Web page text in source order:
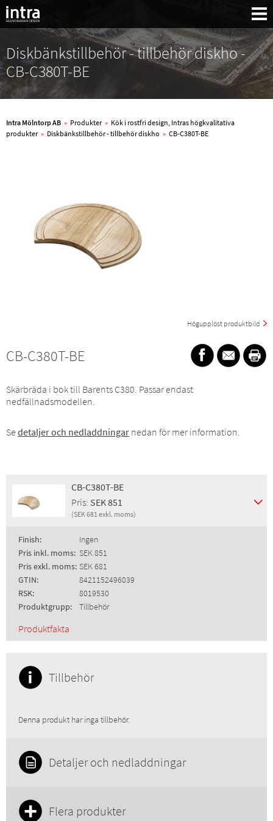
Sök:
Diskbänkstillbehör - tillbehör diskho -
CB-C380T-BE
Intra Mölntorp AB » Produkter » Kök i rostfri design, Intras högkvalitativa
produkter » Diskbänkstillbehör - tillbehör diskho » CB-C380T-BE
Högupplöst produktbild
CB-C380T-BE
Skärbräda i bok till Barents C380. Passar endast
nedfällnadsmodellen.
Se detaljer och nedladdningar nedan för mer information.
CB-C380T-BE
Pris: SEK 851
(SEK 681 exkl. moms)
Finish:
Ingen
Pris inkl. moms: SEK 851
Pris exkl. moms: SEK 681
GTIN:
8421152496039
RSK:
8019530
Produktgrupp:
Tillbehör
Produktfakta
Tillbehör
Denna produkt har inga tillbehör.
Detaljer och nedladdningar
Flera produkter